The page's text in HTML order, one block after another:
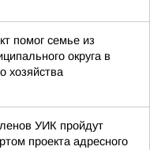
помог семье из
округа в
хозяйства
УИК пройдут
проекта адресного